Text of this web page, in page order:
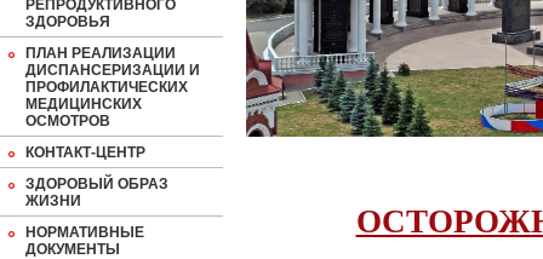
РЕПРОДУКТИВНОГО
ЗДОРОВЬЯ
ПЛАН РЕАЛИЗАЦИИ
ДИСПАНСЕРИЗАЦИИ И
ПРОФИЛАКТИЧЕСКИХ
МЕДИЦИНСКИХ
ОСМОТРОВ
КОНТАКТ-ЦЕНТР
ЗДОРОВЫЙ ОБРАЗ
ЖИЗНИ
НОРМАТИВНЫЕ
ДОКУМЕНТЫ